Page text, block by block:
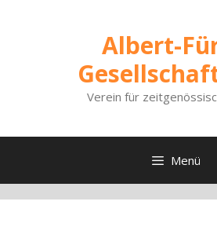
Albert-
Verein für
Menü